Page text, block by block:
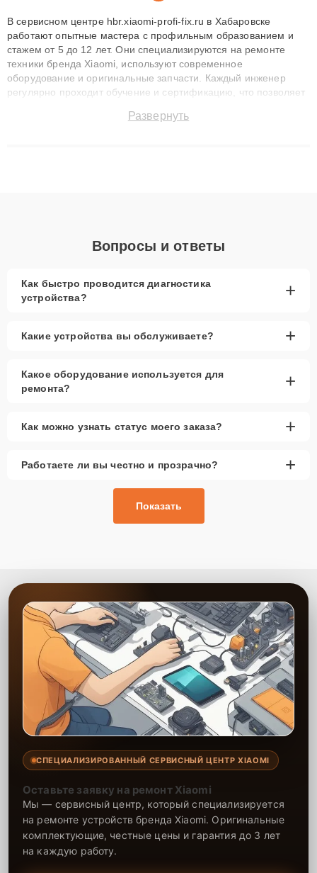
В сервисном центре hbr.xiaomi-profi-fix.ru в Хабаровске
работают опытные мастера с профильным образованием и
стажем от 5 до 12 лет. Они специализируются на ремонте
техники бренда Xiaomi, используют современное
оборудование и оригинальные запчасти. Каждый инженер
регулярно проходит обучение и сертификацию, что позволяет
технику с сохранением гарантии до 3 лет. Наши мастера
Развернуть
Вопросы и ответы
Как быстро проводится диагностика
устройства?
+
Какие устройства вы обслуживаете? +
Какое оборудование используется для
ремонта?
+
Как можно узнать статус моего заказа? +
Работаете ли вы честно и прозрачно? +
Показать
СПЕЦИАЛИЗИРОВАННЫЙ СЕРВИСНЫЙ ЦЕНТР XIAOMI
Оставьте заявку на ремонт Xiaomi
Мы — сервисный центр, который специализируется
на ремонте устройств бренда Xiaomi. Оригинальные
комплектующие, честные цены и гарантия до 3 лет
на каждую работу.